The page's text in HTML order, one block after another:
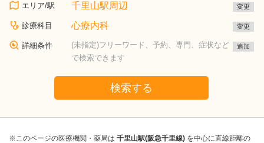
エリア/駅 千里山駅周辺 変更
診療科目 心療内科 変更
詳細条件
(未指定)フリーワード、予約、専門、症状など
で検索できます
追加
検索する
※このページの医療機関・薬局は 千里山駅(阪急千里線) を中心に直線距離の